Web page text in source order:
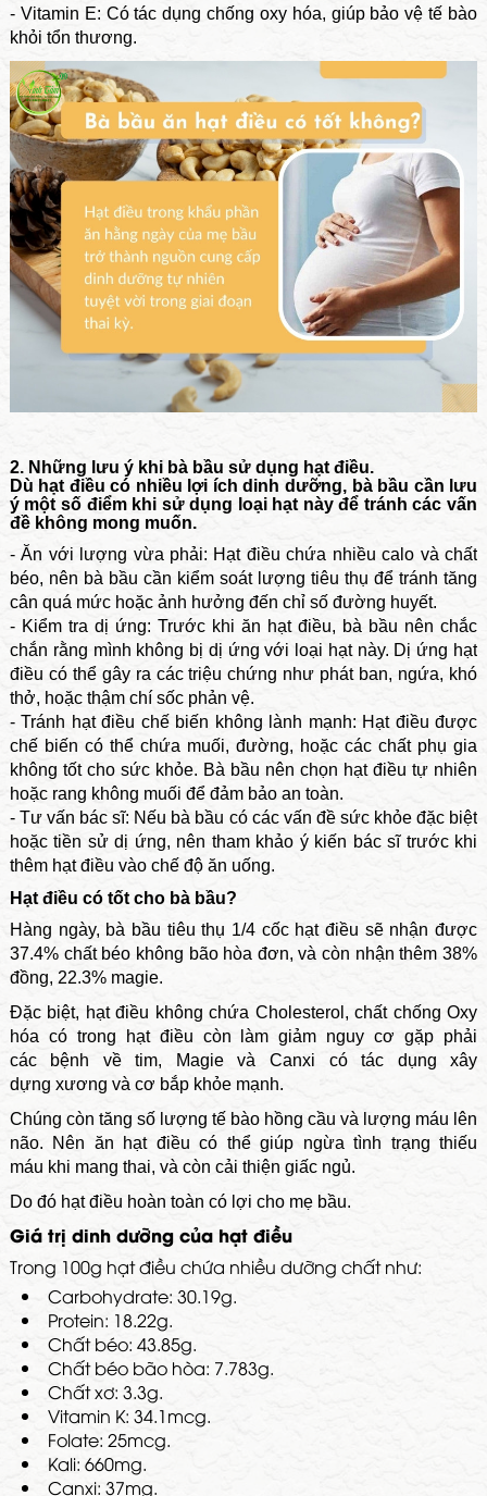
- Vitamin E: Có tác dụng chống oxy hóa, giúp bảo vệ tế bào
khỏi tổn thương.
2. Những lưu ý khi bà bầu sử dụng hạt điều.
Dù hạt điều có nhiều lợi ích dinh dưỡng, bà bầu cần lưu
ý một số điểm khi sử dụng loại hạt này để tránh các vấn
đề không mong muốn.
- Ăn với lượng vừa phải: Hạt điều chứa nhiều calo và chất
béo, nên bà bầu cần kiểm soát lượng tiêu thụ để tránh tăng
cân quá mức hoặc ảnh hưởng đến chỉ số đường huyết.
- Kiểm tra dị ứng: Trước khi ăn hạt điều, bà bầu nên chắc
chắn rằng mình không bị dị ứng với loại hạt này. Dị ứng hạt
điều có thể gây ra các triệu chứng như phát ban, ngứa, khó
thở, hoặc thậm chí sốc phản vệ.
- Tránh hạt điều chế biến không lành mạnh: Hạt điều được
chế biến có thể chứa muối, đường, hoặc các chất phụ gia
không tốt cho sức khỏe. Bà bầu nên chọn hạt điều tự nhiên
hoặc rang không muối để đảm bảo an toàn.
- Tư vấn bác sĩ: Nếu bà bầu có các vấn đề sức khỏe đặc biệt
hoặc tiền sử dị ứng, nên tham khảo ý kiến bác sĩ trước khi
thêm hạt điều vào chế độ ăn uống.
Hạt điều có tốt cho bà bầu?
Hàng ngày, bà bầu tiêu thụ 1/4 cốc hạt điều sẽ nhận được
37.4% chất béo không bão hòa đơn, và còn nhận thêm 38%
đồng, 22.3% magie.
Đặc biệt, hạt điều không chứa Cholesterol, chất chống Oxy
hóa có trong hạt điều còn làm giảm nguy cơ gặp phải
các bệnh về tim, Magie và Canxi có tác dụng xây
dựng xương và cơ bắp khỏe mạnh.
Chúng còn tăng số lượng tế bào hồng cầu và lượng máu lên
não. Nên ăn hạt điều có thể giúp ngừa tình trạng thiếu
máu khi mang thai, và còn cải thiện giấc ngủ.
Do đó hạt điều hoàn toàn có lợi cho mẹ bầu.
Giá trị dinh dưỡng của hạt điều
Trong 100g hạt điều chứa nhiều dưỡng chất như:
Carbohydrate: 30.19g.
Protein: 18.22g.
Chất béo: 43.85g.
Chất béo bão hòa: 7.783g.
Chất xơ: 3.3g.
Vitamin K: 34.1mcg.
Folate: 25mcg.
Kali: 660mg.
Canxi: 37mg.